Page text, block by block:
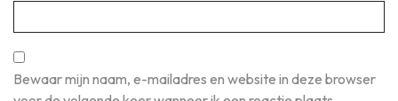
Bewaar mijn naam, e-mailadres en website in deze browser